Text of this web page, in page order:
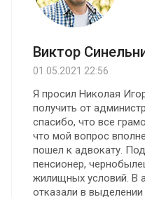
Виктор
01.05.2021 22:56
Я просил Николая
получить от
спасибо, что все
что мой вопрос
пошел к адвокату.
пенсионер,
жилищных условий. В
отказали в